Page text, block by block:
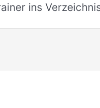
ins